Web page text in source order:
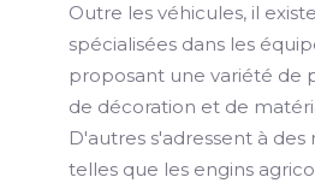
Outre les véhicules, il
spécialisées dans les
proposant une variété de
de décoration et de
D'autres s'adressent à
telles que les engins